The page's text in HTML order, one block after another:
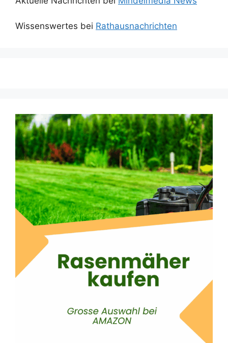
Wissenswertes bei Rathausnachrichten